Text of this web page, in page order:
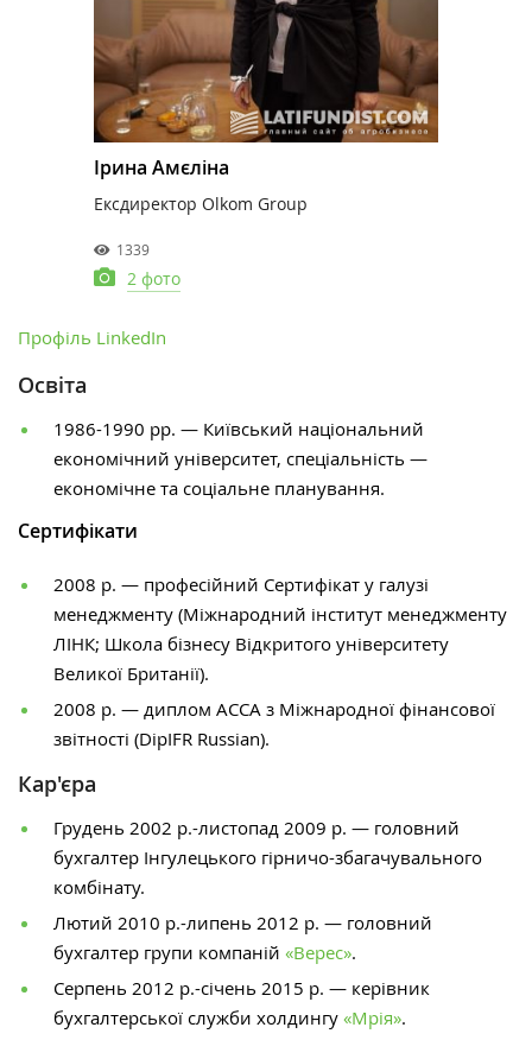
Ірина Амєліна
Ексдиректор Olkom Group
1339
2 фото
Профіль LinkedIn
Освіта
1986-1990 рр. — Київський національний
економічний університет, спеціальність —
економічне та соціальне планування.
Сертифікати
2008 р. — професійний Сертифікат у галузі
менеджменту (Міжнародний інститут менеджменту
ЛІНК; Школа бізнесу Відкритого університету
Великої Британії).
2008 р. — диплом АССА з Міжнародної фінансової
звітності (DipIFR Russian).
Кар'єра
Грудень 2002 р.-листопад 2009 р. — головний
бухгалтер Інгулецького гірничо-збагачувального
комбінату.
Лютий 2010 р.-липень 2012 р. — головний
бухгалтер групи компаній «Верес».
Серпень 2012 р.-січень 2015 р. — керівник
бухгалтерської служби холдингу «Мрія».